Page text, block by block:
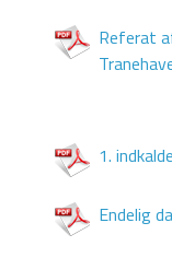
Referat
1.
Endelig